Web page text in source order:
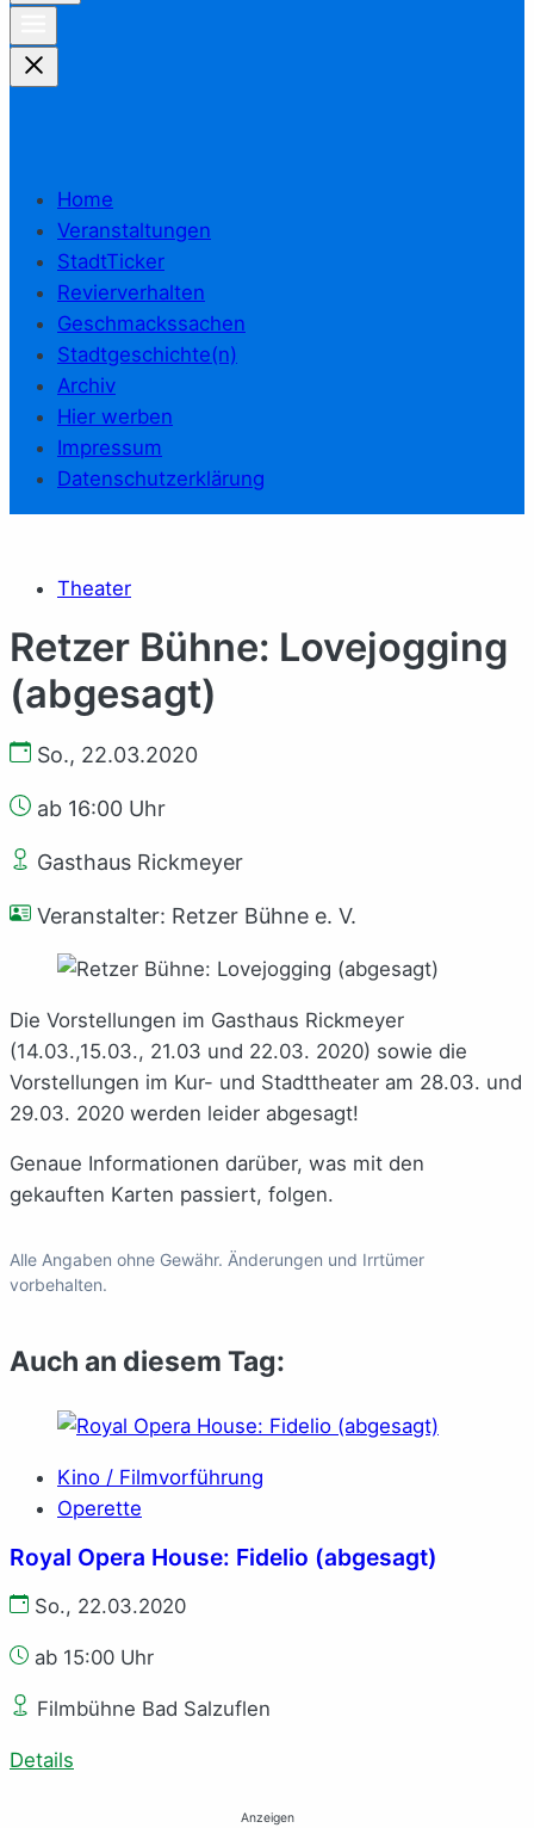
Home
Veranstaltungen
StadtTicker
Revierverhalten
Geschmackssachen
Stadtgeschichte(n)
Archiv
Hier werben
Impressum
Datenschutzerklärung
Theater
Retzer Bühne: Lovejogging
(abgesagt)
So., 22.03.2020
ab 16:00 Uhr
Gasthaus Rickmeyer
Veranstalter: Retzer Bühne e. V.
Die Vorstellungen im Gasthaus Rickmeyer
(14.03.,15.03., 21.03 und 22.03. 2020) sowie die
Vorstellungen im Kur- und Stadttheater am 28.03. und
29.03. 2020 werden leider abgesagt!
Genaue Informationen darüber, was mit den
gekauften Karten passiert, folgen.
Alle Angaben ohne Gewähr. Änderungen und Irrtümer
vorbehalten.
Auch an diesem Tag:
Kino / Filmvorführung
Operette
Royal Opera House: Fidelio (abgesagt)
So., 22.03.2020
ab 15:00 Uhr
Filmbühne Bad Salzuflen
Details
Anzeigen